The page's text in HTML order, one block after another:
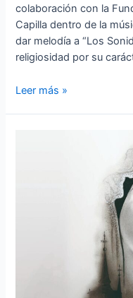
colaboración con la
Capilla dentro de la
dar melodía a “Los
religiosidad por su
Leer más »